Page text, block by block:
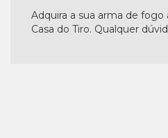
Adquira a sua arma de fogo
Casa do Tiro. Qualquer